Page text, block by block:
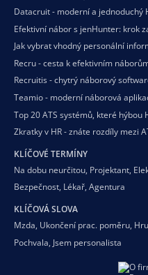
Datacruit - moderní a jednoduchý
Efektivní nábor s jenHunter: krok
Jak vybrat vhodný personální
Recru - cesta k efektivním
Recruitis - chytrý náborový
Teamio - moderní náborová
Top 20 ATS systémů, které hýbou
Zkratky v HR - znáte rozdíly mezi
KLÍČOVÉ TERMÍNY
Na dobu neurčitou, Projektant,
Bezpečnost, Lékař, Agentura
KLÍČOVÁ SLOVA
Mzda, Ukončení prac. poměru,
Pochvala, Jsem personalista